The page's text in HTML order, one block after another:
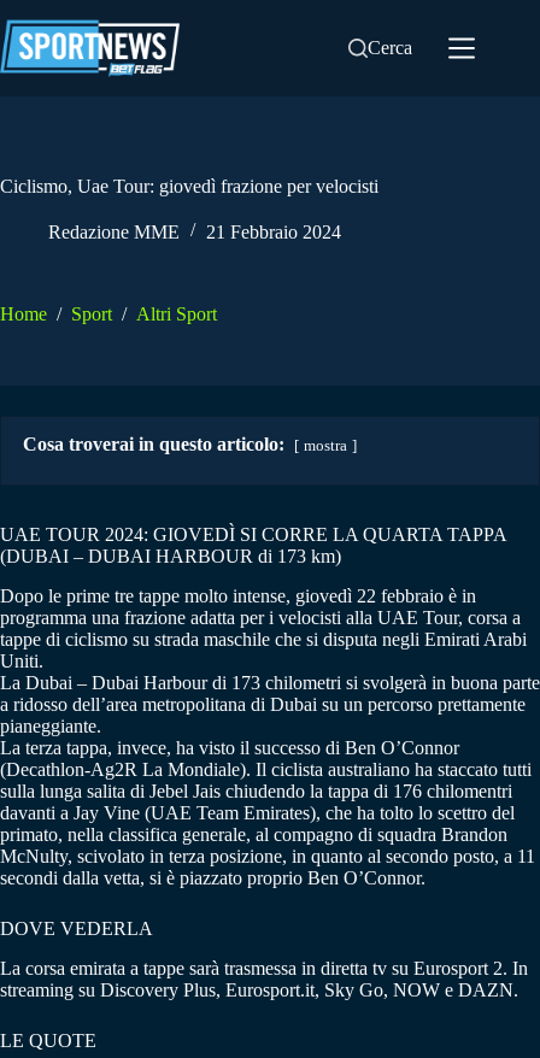
al
contenuto
Cerca
Ciclismo, Uae Tour: giovedì frazione per velocisti
Redazione MME 21 Febbraio 2024
Home / Sport / Altri Sport
Cosa troverai in questo articolo: mostra
UAE TOUR 2024: GIOVEDÌ SI CORRE LA QUARTA TAPPA
(DUBAI – DUBAI HARBOUR di 173 km)
Dopo le prime tre tappe molto intense, giovedì 22 febbraio è in
programma una frazione adatta per i velocisti alla UAE Tour, corsa a
tappe di ciclismo su strada maschile che si disputa negli Emirati Arabi
Uniti.
La Dubai – Dubai Harbour di 173 chilometri si svolgerà in buona parte
a ridosso dell’area metropolitana di Dubai su un percorso prettamente
pianeggiante.
La terza tappa, invece, ha visto il successo di Ben O’Connor
(Decathlon-Ag2R La Mondiale). Il ciclista australiano ha staccato tutti
sulla lunga salita di Jebel Jais chiudendo la tappa di 176 chilomentri
davanti a Jay Vine (UAE Team Emirates), che ha tolto lo scettro del
primato, nella classifica generale, al compagno di squadra Brandon
McNulty, scivolato in terza posizione, in quanto al secondo posto, a 11
secondi dalla vetta, si è piazzato proprio Ben O’Connor.
DOVE VEDERLA
La corsa emirata a tappe sarà trasmessa in diretta tv su Eurosport 2. In
streaming su Discovery Plus, Eurosport.it, Sky Go, NOW e DAZN.
LE QUOTE